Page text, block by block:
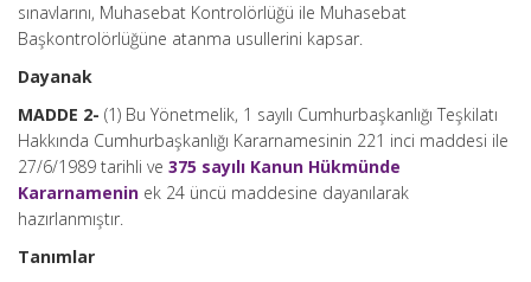
sınavlarını, Muhasebat Kontrolörlüğü ile Muhasebat
Başkontrolörlüğüne atanma usullerini kapsar.
Dayanak
MADDE 2- (1) Bu Yönetmelik, 1 sayılı Cumhurbaşkanlığı Teşkilatı
Hakkında Cumhurbaşkanlığı Kararnamesinin 221 inci maddesi ile
27/6/1989 tarihli ve 375 sayılı Kanun Hükmünde
Kararnamenin ek 24 üncü maddesine dayanılarak
hazırlanmıştır.
Tanımlar